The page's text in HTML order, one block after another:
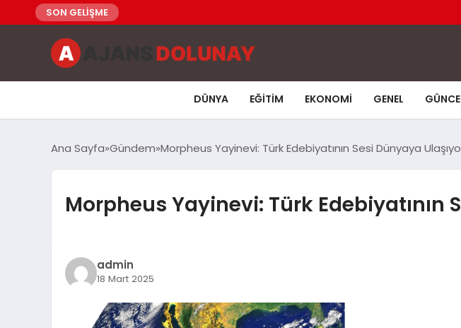
SON GELİŞME
DÜNYA EĞITIM EKONOMI GENEL
Ana Sayfa Gündem Morpheus Yayinevi: Türk Edebiyatının Sesi Dünyaya
Morpheus Yayinevi: Türk Edebiyatının
admin
18 Mart 2025